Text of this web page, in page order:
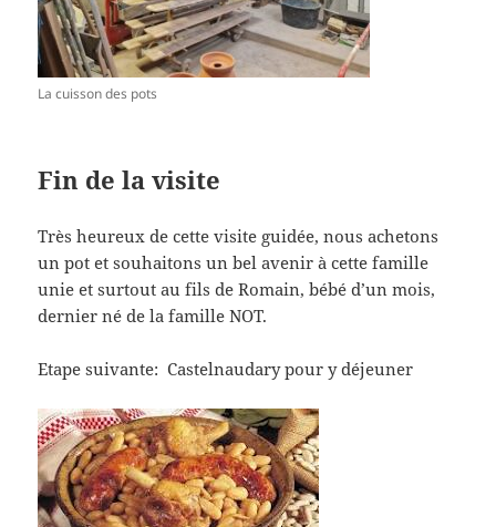
La cuisson des pots
Fin de la visite
Très heureux de cette visite guidée, nous achetons
un pot et souhaitons un bel avenir à cette famille
unie et surtout au fils de Romain, bébé d’un mois,
dernier né de la famille NOT.
Etape suivante: Castelnaudary pour y déjeuner